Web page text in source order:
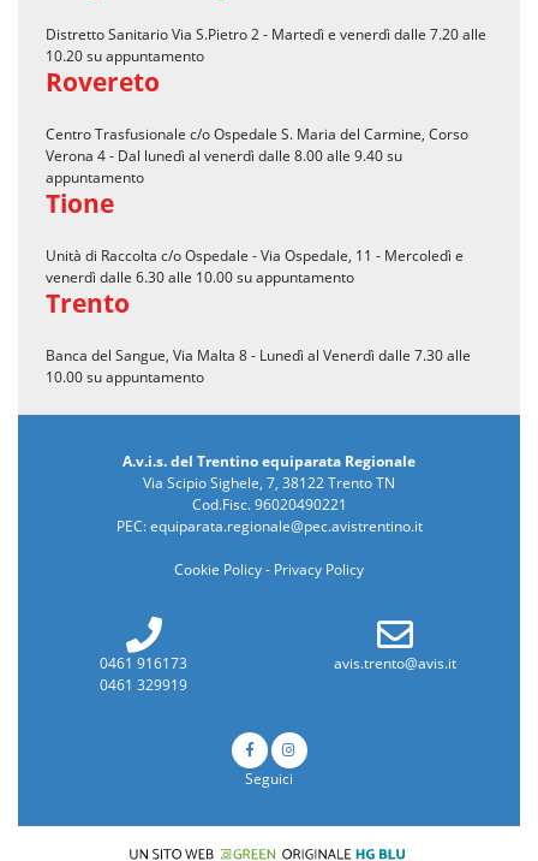
Distretto Sanitario Via S.Pietro 2 - Martedì e venerdì dalle 7.20 alle
10.20 su appuntamento
Rovereto
Centro Trasfusionale c/o Ospedale S. Maria del Carmine, Corso
Verona 4 - Dal lunedì al venerdì dalle 8.00 alle 9.40 su
appuntamento
Tione
Unità di Raccolta c/o Ospedale - Via Ospedale, 11 - Mercoledì e
venerdì dalle 6.30 alle 10.00 su appuntamento
Trento
Banca del Sangue, Via Malta 8 - Lunedì al Venerdì dalle 7.30 alle
10.00 su appuntamento
A.v.i.s. del Trentino equiparata Regionale
Via Scipio Sighele, 7, 38122 Trento TN
Cod.Fisc. 96020490221
PEC:equiparata.regionale@pec.avistrentino.it
Cookie Policy- Privacy Policy
0461 916173
0461 329919
avis.trento@avis.it
Seguici